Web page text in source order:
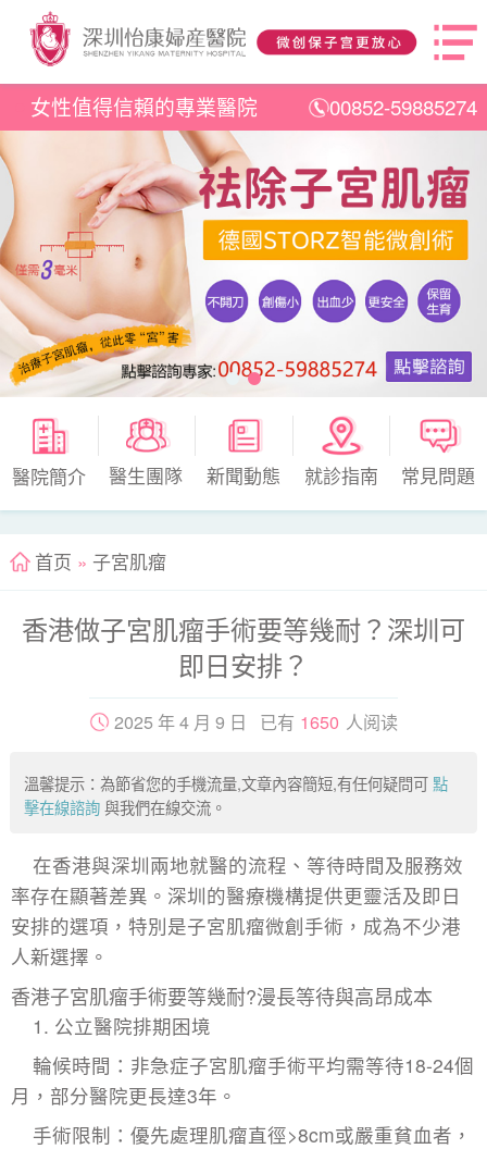
女性值得信賴的專業醫院 00852-59885274
醫院簡介 醫生團隊 新聞動態 就診指南 常見問題
首页 » 子宮肌瘤
香港做子宮肌瘤手術要等幾耐？深圳可
即日安排？
2025 年 4 月 9 日 已有 1650 人阅读
溫馨提示：為節省您的手機流量,文章內容簡短,有任何疑問可點
擊在線諮詢 與我們在線交流。
在香港與深圳兩地就醫的流程、等待時間及服務效
率存在顯著差異。深圳的醫療機構提供更靈活及即日
安排的選項，特別是子宮肌瘤微創手術，成為不少港
人新選擇。
香港子宮肌瘤手術要等幾耐?漫長等待與高昂成本
1. 公立醫院排期困境
輪候時間：非急症子宮肌瘤手術平均需等待18-24個
月，部分醫院更長達3年。
手術限制：優先處理肌瘤直徑>8cm或嚴重貧血者，